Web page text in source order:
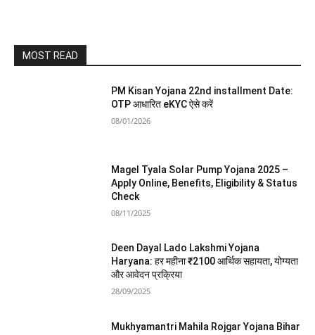
MOST READ
PM Kisan Yojana 22nd installment Date:
OTP आधारित eKYC ऐसे करें
08/01/2026
Magel Tyala Solar Pump Yojana 2025 –
Apply Online, Benefits, Eligibility & Status
Check
08/11/2025
Deen Dayal Lado Lakshmi Yojana
Haryana: हर महीना ₹2100 आर्थिक सहायता, योग्यता
और आवेदन प्रक्रिया
28/09/2025
Mukhyamantri Mahila Rojgar Yojana Bihar